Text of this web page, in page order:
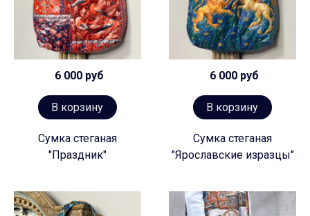
6 000 руб
В корзину
Сумка стеганая
"Праздник"
6 000 руб
В корзину
Сумка стеганая
"Ярославские изразцы"